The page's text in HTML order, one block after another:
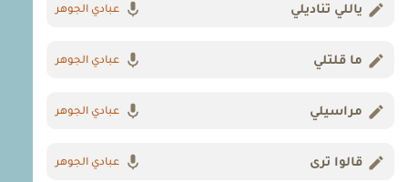
ياللي تناديلي عبادي الجوهر
ما قلتلي عبادي الجوهر
مراسيلي عبادي الجوهر
قالوا ترى عبادي الجوهر